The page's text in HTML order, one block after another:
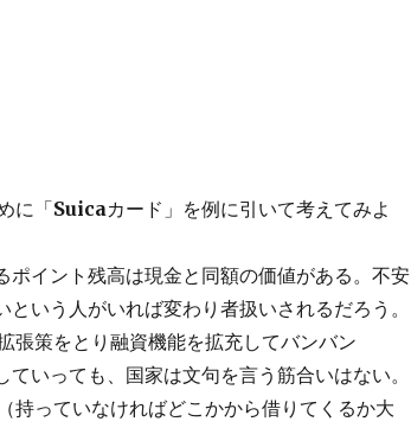
に「Suicaカード」を例に引いて考えてみよ
ポイント残高は現金と同額の価値がある。不安
という人がいれば変わり者扱いされるだろう。
張策をとり融資機能を拡充してバンバン
いっても、国家は文句を言う筋合いはない。
持っていなければどこかから借りてくるか大